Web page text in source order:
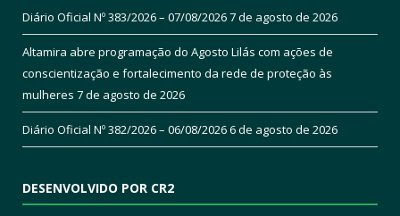
Diário Oficial Nº 383/2026 – 07/08/20267 de agosto de 2026
Altamira abre programação do Agosto Lilás com ações de
conscientização e fortalecimento da rede de proteção às
mulheres 7 de agosto de 2026
Diário Oficial Nº 382/2026 – 06/08/20266 de agosto de 2026
DESENVOLVIDO POR CR2